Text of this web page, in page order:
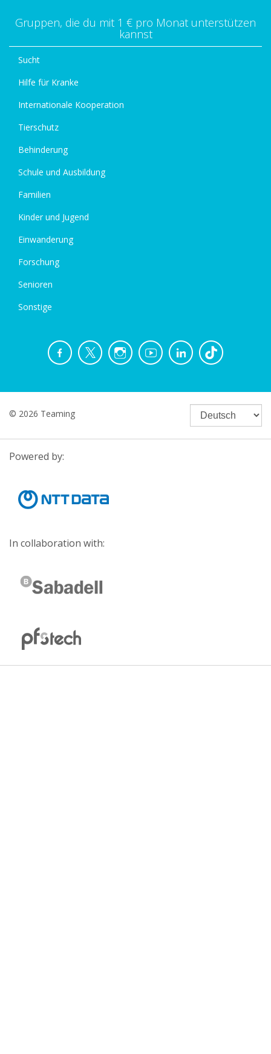
Gruppen, die du mit 1 € pro Monat unterstützen
kannst
Sucht
Hilfe für Kranke
Internationale Kooperation
Tierschutz
Behinderung
Schule und Ausbildung
Familien
Kinder und Jugend
Einwanderung
Forschung
Senioren
Sonstige
© 2026 Teaming
Powered by:
In collaboration with: